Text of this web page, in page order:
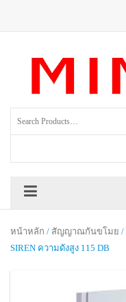
หน้าหลัก / สัญญาณกันขโมย /
SIREN ความดังสูง 115 DB